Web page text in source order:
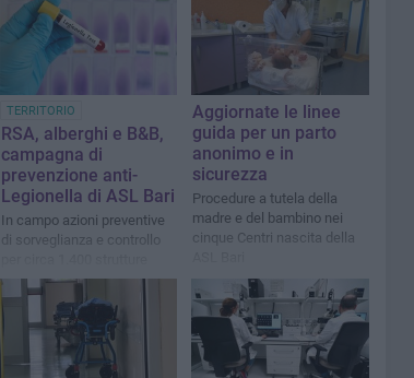
TERRITORIO
RSA, alberghi e B&B,
campagna di
prevenzione anti-
Legionella di ASL Bari
In campo azioni preventive
di sorveglianza e controllo
Aggiornate le linee
guida per un parto
anonimo e in
sicurezza
Procedure a tutela della
madre e del bambino nei
cinque Centri nascita della